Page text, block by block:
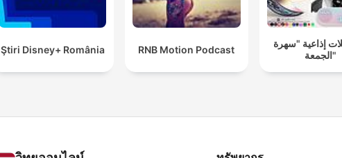
Ştiri Disney+ România RNB Motion Podcast
إذاعية "سهرة
الجمعة"